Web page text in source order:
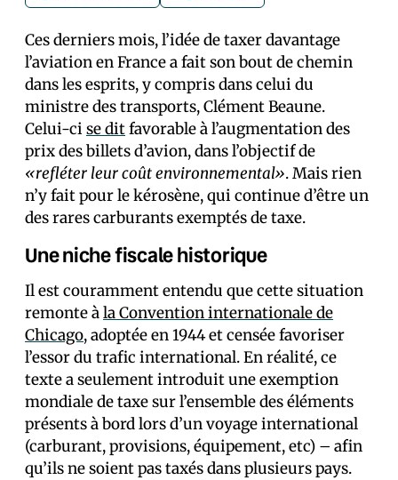
Ces derniers mois, l’idée de taxer davantage
l’aviation en France a fait son bout de chemin
dans les esprits, y compris dans celui du
ministre des transports, Clément Beaune.
Celui-ci se ditfavorable à l’augmentation des
prix des billets d’avion, dans l’objectif de
«refléter leur coût environnemental». Mais rien
n’y fait pour le kérosène, qui continue d’être un
des rares carburants exemptés de taxe.
Une niche fiscale historique
Il est couramment entendu que cette situation
remonte àla Convention internationale de
Chicago, adoptée en 1944 et censée favoriser
l’essor du trafic international. En réalité, ce
texte a seulement introduit une exemption
mondiale de taxe sur l’ensemble des éléments
présents à bord lors d’un voyage international
(carburant, provisions, équipement, etc) – afin
qu’ils ne soient pas taxés dans plusieurs pays.